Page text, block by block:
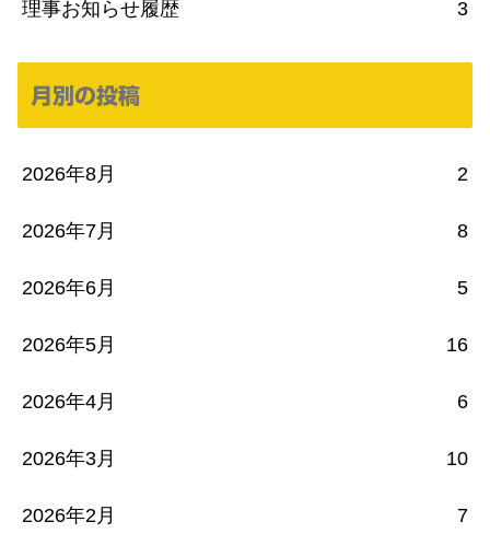
理事お知らせ履歴 3
月別の投稿
2026年8月 2
2026年7月 8
2026年6月 5
2026年5月 16
2026年4月 6
2026年3月 10
2026年2月 7